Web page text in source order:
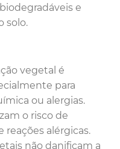
e
solo.
vegetal é
para
ou alergias.
o risco de
reações alérgicas.
não danificam a